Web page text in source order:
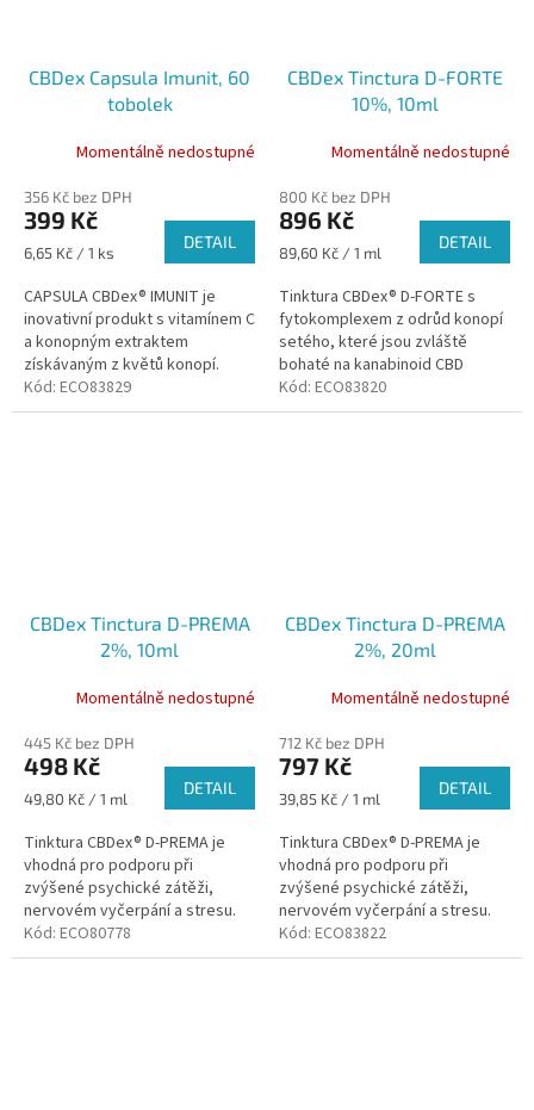
CBDex Capsula Imunit, 60
tobolek
Momentálně nedostupné
356 Kč bez DPH
399 Kč
Měrná
6,65 Kč / 1 ks
DETAIL
CAPSULA CBDex® IMUNIT je
inovativní produkt s vitamínem C
a konopným extraktem
získávaným z květů konopí.
Jedna tobolka pokrývá 100%
denní potřeby vitamínu C.
Kód: ECO83829
CBDex Tinctura D-FORTE
10%, 10ml
Momentálně nedostupné
800 Kč bez DPH
896 Kč
Měrná
89,60 Kč / 1 ml
DETAIL
Tinktura CBDex® D-FORTE s
fytokomplexem z odrůd konopí
setého, které jsou zvláště
bohaté na kanabinoid CBD
(cannabidiol).
Kód: ECO83820
CBDex Tinctura D-PREMA
2%, 10ml
Momentálně nedostupné
445 Kč bez DPH
498 Kč
Měrná
49,80 Kč / 1 ml
DETAIL
Tinktura CBDex® D-PREMA je
vhodná pro podporu při
zvýšené psychické zátěži,
nervovém vyčerpání a stresu.
Kód: ECO80778
CBDex Tinctura D-PREMA
2%, 20ml
Momentálně nedostupné
712 Kč bez DPH
797 Kč
Měrná
39,85 Kč / 1 ml
DETAIL
Tinktura CBDex® D-PREMA je
vhodná pro podporu při
zvýšené psychické zátěži,
nervovém vyčerpání a stresu.
Kód: ECO83822